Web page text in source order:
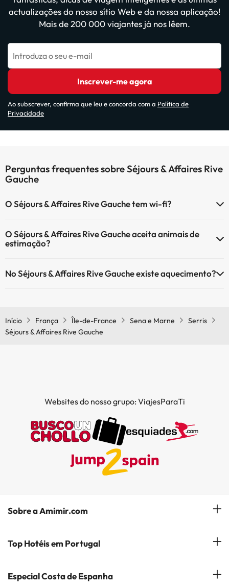
actualizações do nosso sítio Web e da nossa aplicação!
Mais de 200 000 viajantes já nos lêem.
Introduza o seu e-mail
Inscrever-me agora
Ao subscrever, confirma que leu e concorda com a Política de
Privacidade
Perguntas frequentes sobre Séjours & Affaires Rive
Gauche
O Séjours & Affaires Rive Gauche tem wi-fi?
O Séjours & Affaires Rive Gauche aceita animais de
estimação?
(sujeito a pedido e com pagamento directo no local). Consulte as
No Séjours & Affaires Rive Gauche existe aquecimento?
Início
França Île-de-France Sena e Marne
Serris
Séjours & Affaires Rive Gauche
Websites do nosso grupo: ViajesParaTi
Sobre a Amimir.com
Quem somos?
Subscreva a nossa Newsletter
Top Hotéis em Portugal
Hóteis em Lisboa
Especial Costa de Espanha